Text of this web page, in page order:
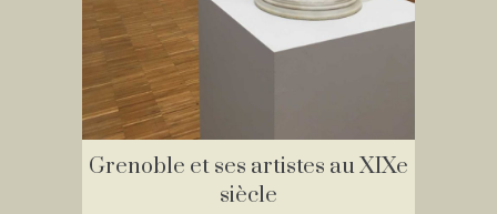
Grenoble et ses artistes au XIXe
siècle